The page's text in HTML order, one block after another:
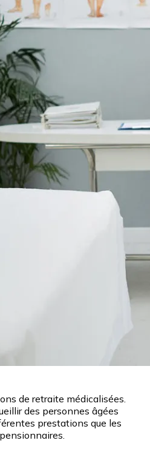
de retraite médicalisées.
des personnes âgées
prestations que les